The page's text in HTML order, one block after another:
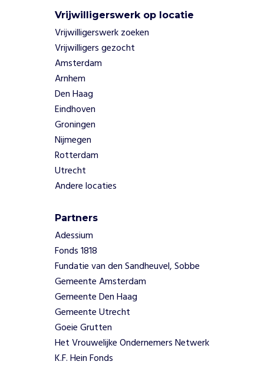
Vrijwilligerswerk op locatie
Vrijwilligerswerk zoeken
Vrijwilligers gezocht
Amsterdam
Arnhem
Den Haag
Eindhoven
Groningen
Nijmegen
Rotterdam
Utrecht
Andere locaties
Partners
Adessium
Fonds 1818
Fundatie van den Sandheuvel, Sobbe
Gemeente Amsterdam
Gemeente Den Haag
Gemeente Utrecht
Goeie Grutten
Het Vrouwelijke Ondernemers Netwerk
K.F. Hein Fonds